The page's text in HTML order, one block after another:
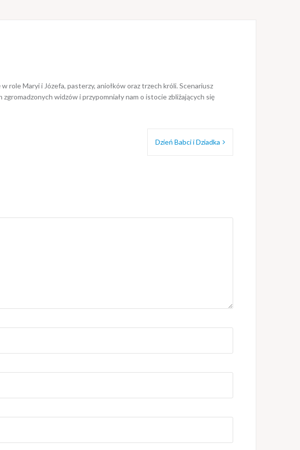
role Maryi i Józefa, pasterzy, aniołków oraz trzech króli. Scenariusz
widzów i przypomniały nam o istocie zbliżających się
Dzień Babci i Dziadka